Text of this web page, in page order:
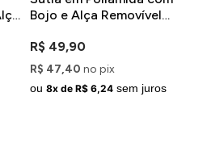
Bojo e Alça Removível
R$ 49,90
R$ 47,40 no pix
ou 8x de R$ 6,24 sem juros